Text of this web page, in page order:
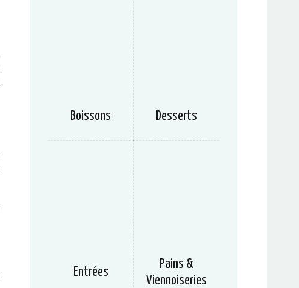
Boissons Desserts
Entrées
Pains &
Viennoiseries